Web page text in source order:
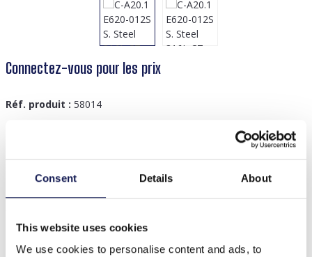
Consent Details About
This website uses cookies
We use cookies to personalise content and ads, to
Connectez-vous pour les prix
Réf. produit : 58014
Description